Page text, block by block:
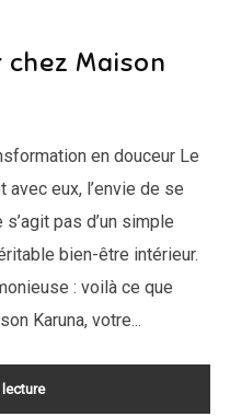
Maison
en douceur Le
avec eux, l’envie de se
pas d’un simple
bien-être intérieur.
: voilà ce que
Karuna, votre...